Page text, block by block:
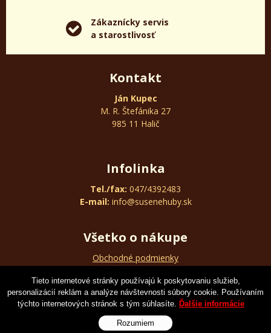
Zákaznícky servis
a starostlivosť
Kontakt
Ján Kupec
M. R. Štefánika 27
985 11 Halič
Infolinka
Tel./fax: 047/4392483
E-mail: info@susenehuby.sk
Všetko o nákupe
Obchodné podmienky
Ochrana osobných údajov
© 2026 susenehuby.sk | Ján Kupec •tvorba eshopu cez UNIobchod
webhosting
spoločnostiWEBYGROUP
Tieto internetové stránky používajú k poskytovaniu služieb,
personalizácií reklám a analýze návštevnosti súbory cookie. Používaním
týchto internetových stránok s tým súhlasíte. Ďalšie informácie
Rozumiem